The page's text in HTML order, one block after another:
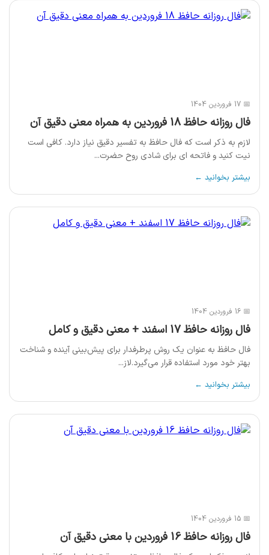
📅 17 فروردین 1404
فال روزانه حافظ 18 فروردین به همراه معنی دقیق آن
لازم به ذکر است که فال حافظ به تفسیر دقیق نیاز دارد. کافی است
نیت کنید و فاتحه ای برای شادی روح حضرت...
بیشتر بخوانید ←
📅 16 فروردین 1404
فال روزانه حافظ 17 اسفند + معنی دقیق و کامل
فال حافظ به عنوان یک روش پرطرفدار برای پیش‌بینی آینده و شناخت
بهتر خود مورد استفاده قرار می‌گیرد.لاز...
بیشتر بخوانید ←
📅 15 فروردین 1404
فال روزانه حافظ 16 فروردین با معنی دقیق آن